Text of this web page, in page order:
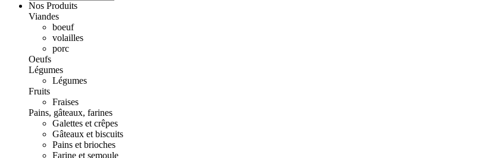
Nos Produits
Viandes
boeuf
volailles
porc
Oeufs
Légumes
Légumes
Fruits
Fraises
Pains, gâteaux, farines
Galettes et crêpes
Gâteaux et biscuits
Pains et brioches
Farine et semoule